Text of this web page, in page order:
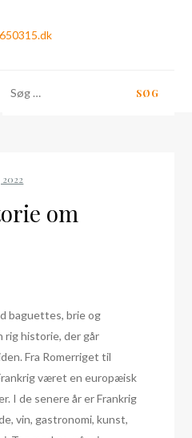
efter:
om
baguettes, brie og
rig historie, der går
Fra Romerriget til
været en europæisk
I de senere år er Frankrig
vin, gastronomi, kunst,